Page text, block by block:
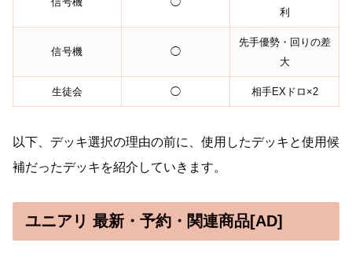
利
信号機 ◯
先手優勢・回りの差
大
生徒会 ◯ 相手EXドロ×2
以下、デッキ選択の理由の前に、使用したデッキと使用候
補だったデッキを紹介していきます。
ユニアリ 最新・予約・関連商品[AD]